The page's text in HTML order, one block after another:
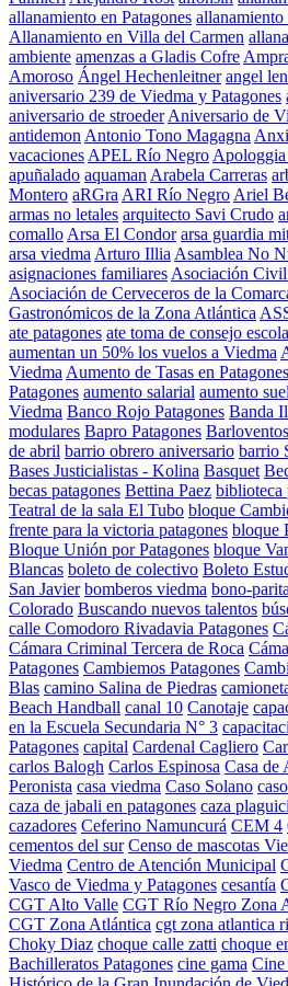
allanamiento en Patagones
Allanamiento en Villa del Carmen
ambiente amenzas a Gladis Cofre
Amoroso Ángel Hechenleitner angel
aniversario 239 de Viedma y Patagones
aniversario de stroeder Aniversario de
antidemon Antonio Tono Magagna
vacaciones APEL Río Negro
apuñalado aquaman Arabela Carreras
Montero aRGra ARI Río Negro Ariel
armas no letales arquitecto Savi Crudo
comallo Arsa El Condor arsa guardia
arsa viedma Arturo Illia Asamblea No
asignaciones familiares Asociación
Asociación de Cerveceros de la
Gastronómicos de la Zona Atlántica
ate patagones ate toma de consejo
aumentan un 50% los vuelos a Viedma
Viedma Aumento de Tasas en Patagones
Patagones aumento salarial aumento
Viedma Banco Rojo Patagones Banda
modulares Bapro Patagones Barloventos
de abril barrio obrero aniversario barrio
Bases Justicialistas - Kolina Basquet
becas patagones Bettina Paez biblioteca
Teatral de la sala El Tubo bloque
frente para la victoria patagones bloque
Bloque Unión por Patagones bloque
Blancas boleto de colectivo Boleto
San Javier bomberos viedma bono-
Colorado Buscando nuevos talentos
calle Comodoro Rivadavia Patagones
Cámara Criminal Tercera de Roca
Patagones Cambiemos Patagones
Blas camino Salina de Piedras
Beach Handball canal 10 Canotaje
en la Escuela Secundaria N° 3
Patagones capital Cardenal Cagliero
carlos Balogh Carlos Espinosa Casa de
Peronista casa viedma Caso Solano
caza de jabali en patagones caza
cazadores Ceferino Namuncurá CEM 4
cementos del sur Censo de mascotas
Viedma Centro de Atención Municipal
Vasco de Viedma y Patagones cesantía
CGT Alto Valle CGT Río Negro Zona
CGT Zona Atlántica cgt zona atlantica
Choky Diaz choque calle zatti choque
Bachilleratos Patagones cine gama Cine